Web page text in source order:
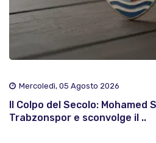
Mercoledì, 05 Agosto 2026
Il Colpo del Secolo: Mohamed
Trabzonspor e sconvolge il ..